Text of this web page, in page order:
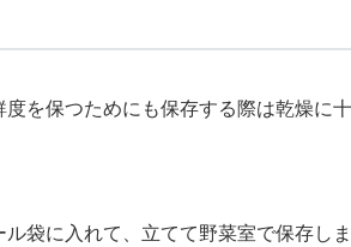
を保つためにも保存する際は乾燥に
袋に入れて、立てて野菜室で保存しま